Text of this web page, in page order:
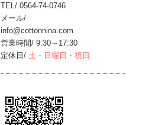
TEL/ 0564-74-0746
メール/
info@cottonnina.com
営業時間/ 9:30～17:30
定休日/ 土・日曜日・祝日